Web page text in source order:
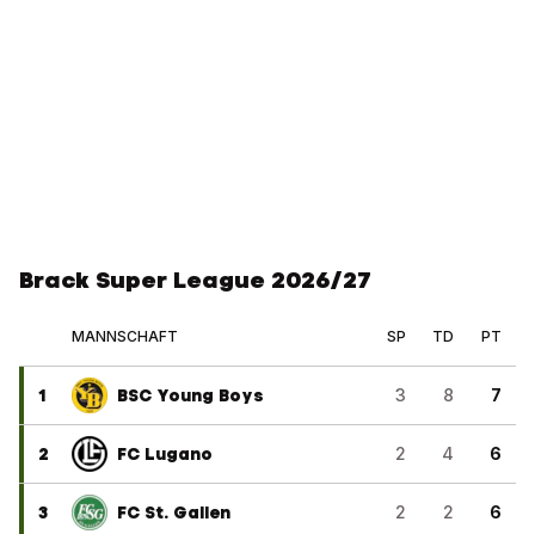
Brack Super League 2026/27
MANNSCHAFT SP TD PT
1 BSC Young Boys 3 8 7
2 FC Lugano 2 4 6
3 FC St. Gallen 2 2 6